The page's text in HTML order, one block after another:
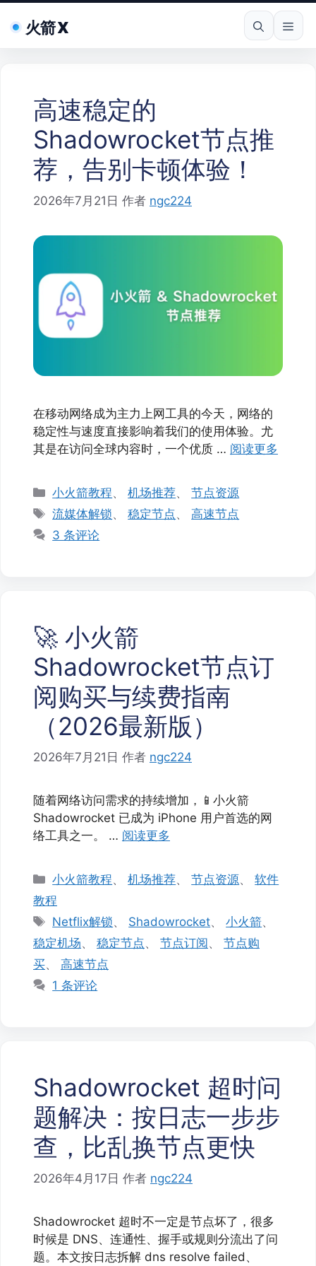
火箭 X 菜
高速稳定的
Shadowrocket节点推
荐，告别卡顿体验！
2026年7月21日 作者 ngc224
在移动网络成为主力上网工具的今天，网络的
稳定性与速度直接影响着我们的使用体验。尤
其是在访问全球内容时，一个优质 … 阅读更多
分
类
小火箭教程、机场推荐、节点资源
标
签
流媒体解锁、稳定节点、高速节点
3 条评论
🚀 小火箭
Shadowrocket节点订
阅购买与续费指南
（2026最新版）
2026年7月21日 作者 ngc224
随着网络访问需求的持续增加，📱小火箭
Shadowrocket 已成为 iPhone 用户首选的网
络工具之一。 … 阅读更多
分
类
小火箭教程、机场推荐、节点资源、软件
教程
标
签
Netflix解锁、 Shadowrocket、小火箭、
稳定机场、 稳定节点、 节点订阅、 节点购
买、 高速节点
1 条评论
Shadowrocket 超时问
题解决：按日志一步步
查，比乱换节点更快
2026年4月17日 作者 ngc224
Shadowrocket 超时不一定是节点坏了，很多
时候是 DNS、连通性、握手或规则分流出了问
题。本文按日志拆解 dns resolve failed、